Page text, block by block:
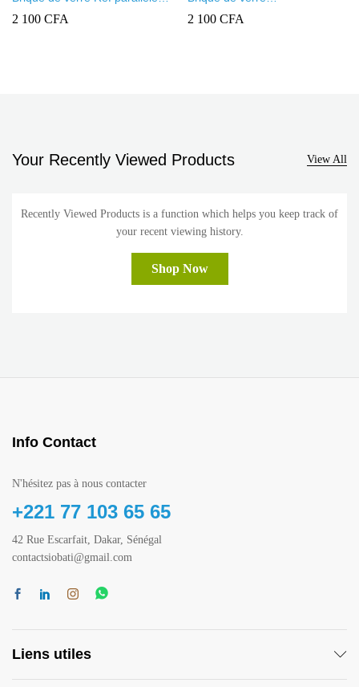
blanc
2 100 CFA
190X190X80MM CROSS
2 100 CFA
Your Recently Viewed Products View All
Recently Viewed Products is a function which helps you keep track of
your recent viewing history.
Shop Now
Info Contact
N'hésitez pas à nous contacter
+221 77 103 65 65
42 Rue Escarfait, Dakar, Sénégal
contactsiobati@gmail.com
Liens utiles